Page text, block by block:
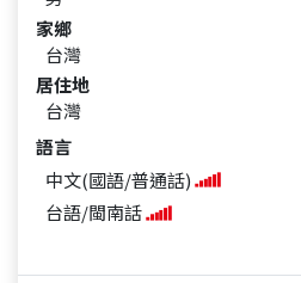
家鄉
台灣
居住地
台灣
語言
中文(國語/普通話)
台語/閩南話